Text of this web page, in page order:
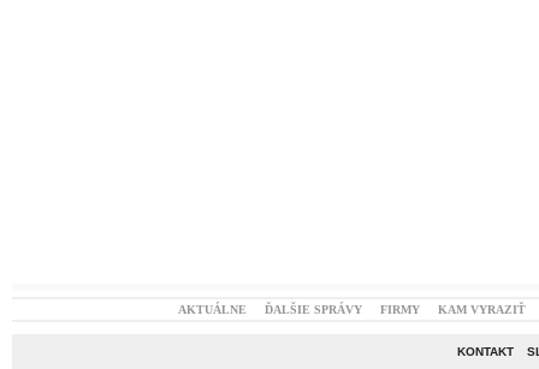
AKTUÁLNE ĎALŠIE SPRÁVY FIRMY KAM VYRAZIŤ
KONTAKT